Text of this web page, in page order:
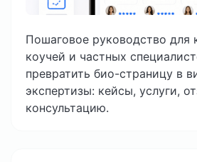
Пошаговое руководство для
коучей и частных
превратить био-страницу в
экспертизы: кейсы, услуги,
консультацию.